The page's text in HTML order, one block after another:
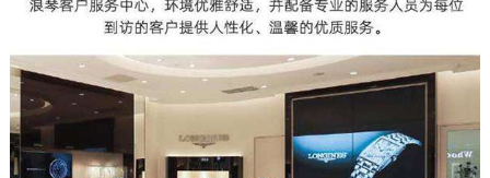
广州市天河区天河路230号万菱汇国际中心A塔7层704室（需提前预约）
深圳市罗湖区深南东路5001号华润大厦17层1701室（需提前预约）
惠州市惠城区江北文昌一路7号华贸大厦（华贸天地）1座30层30-05室（需提前预约）